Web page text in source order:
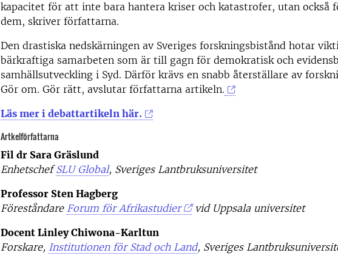
kapacitet för att inte bara hantera kriser och katastrofer, utan också
dem, skriver författarna.
Den drastiska nedskärningen av Sveriges forskningsbistånd hotar
bärkraftiga samarbeten som är till gagn för demokratisk och
samhällsutveckling i Syd. Därför krävs en snabb återställare av
Gör om. Gör rätt, avslutar författarna artikeln.
Läs mer i debattartikeln här.
Artkelförfattarna
Fil dr Sara Gräslund
EnhetschefSLU Global, Sveriges Lantbruksuniversitet
Professor Sten Hagberg
Föreståndare Forum för Afrikastudier
vid Uppsala universitet
Docent Linley Chiwona-Karltun
Forskare, Institutionen för Stad och Land, Sveriges